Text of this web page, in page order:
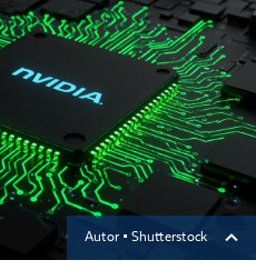
Autor ▪ Shutterstock